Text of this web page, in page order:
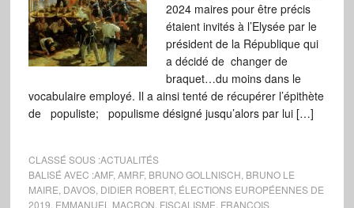
2024 maires pour être précis
étaient invités à l’Elysée par le
président de la République qui
a décidé de changer de
braquet…du moins dans le
vocabulaire employé. Il a ainsi tenté de récupérer l’épithète
de populiste; populisme désigné jusqu’alors par lui […]
CLASSÉ SOUS :ACTUALITÉS
BALISÉ AVEC :AMF, AMRF, BRUNO GOLLNISCH BRUNO LE
MAIRE DAVOS, DIDIER ROBERT, ÉLECTIONS EUROPÉENNES DE
2019 EMMANUEL MACRON FISCALISME FRANÇOIS